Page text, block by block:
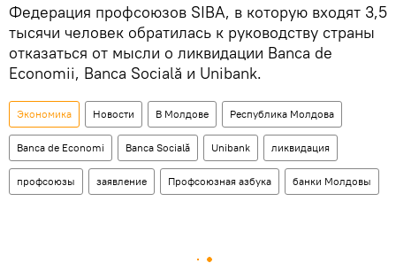
Федерация профсоюзов SIBA, в которую входят 3,5
тысячи человек обратилась к руководству страны
отказаться от мысли о ликвидации Banca de
Economii, Banca Socială и Unibank.
Экономика Новости В Молдове Республика Молдова
Banca de Economi Banca Socială Unibank ликвидация
профсоюзы заявление Профсоюзная азбука банки Молдовы